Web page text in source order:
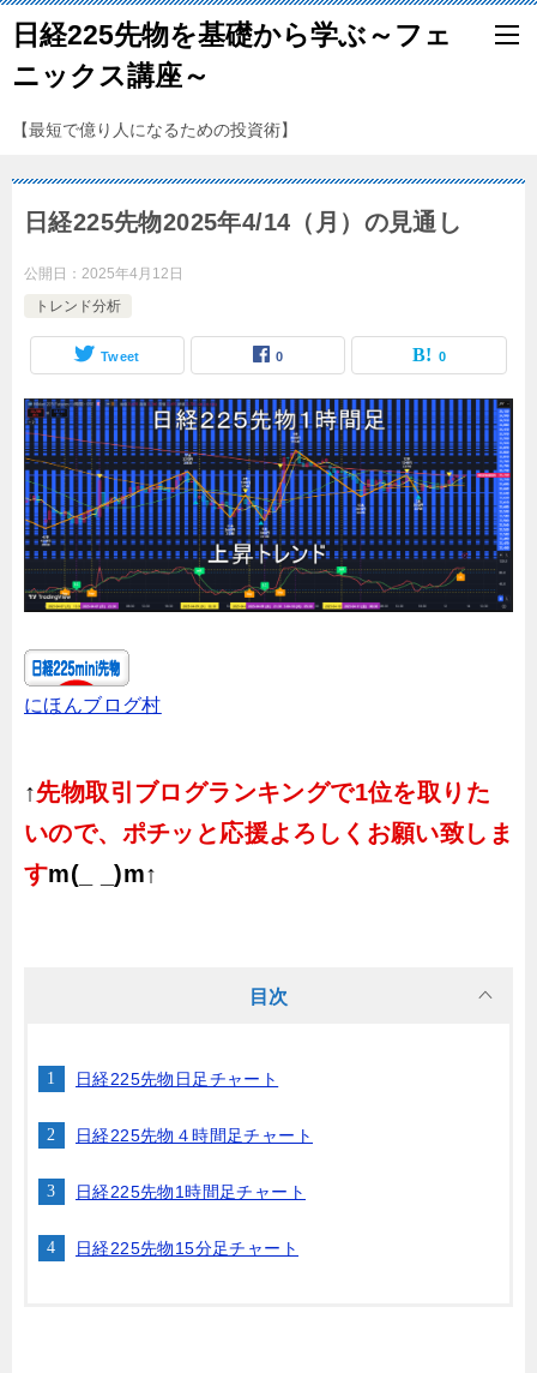
日経225先物を基礎から学ぶ～フェ
ニックス講座～
【最短で億り人になるための投資術】
日経225先物2025年4/14（月）の見通し
公開日： 2025年4月12日
トレンド分析
Tweet 0 0
にほんブログ村
↑先物取引ブログランキングで1位を取りた
いので、ポチッと応援よろしくお願い致しま
すm(_ _)m↑
目次
日経225先物日足チャート
日経225先物４時間足チャート
日経225先物1時間足チャート
日経225先物15分足チャート